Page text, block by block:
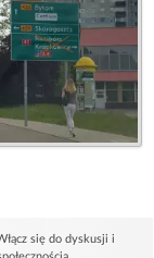
się do dyskusji i